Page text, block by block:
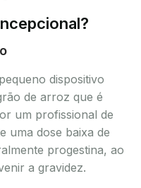
dispositivo
de arroz que é
um profissional de
uma dose baixa de
progestina, ao
a gravidez.